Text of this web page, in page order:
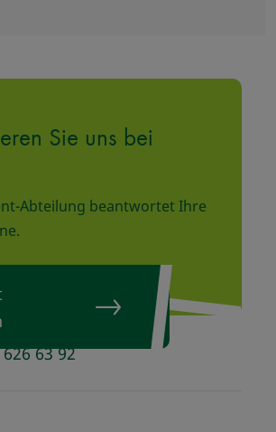
Sie uns bei
Abteilung beantwortet Ihre
63 92